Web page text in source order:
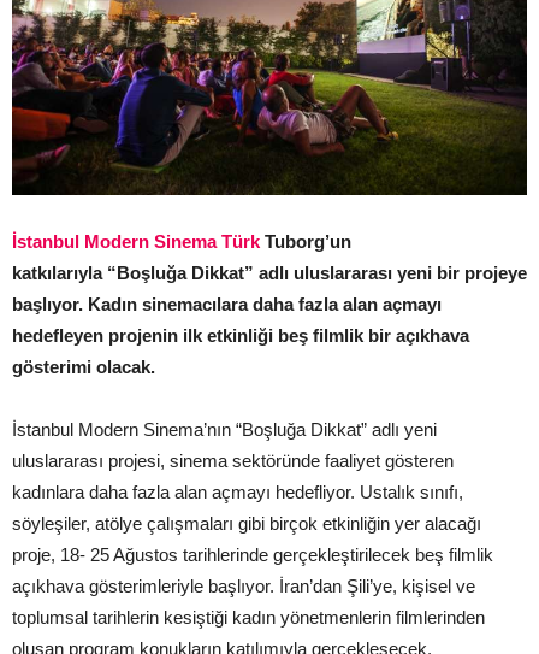
İstanbul Modern Sinema Türk Tuborg’un
katkılarıyla “Boşluğa Dikkat” adlı uluslararası yeni bir projeye
başlıyor. Kadın sinemacılara daha fazla alan açmayı
hedefleyen projenin ilk etkinliği beş filmlik bir açıkhava
gösterimi olacak.
İstanbul Modern Sinema’nın “Boşluğa Dikkat” adlı yeni
uluslararası projesi, sinema sektöründe faaliyet gösteren
kadınlara daha fazla alan açmayı hedefliyor. Ustalık sınıfı,
söyleşiler, atölye çalışmaları gibi birçok etkinliğin yer alacağı
proje, 18- 25 Ağustos tarihlerinde gerçekleştirilecek beş filmlik
açıkhava gösterimleriyle başlıyor. İran’dan Şili’ye, kişisel ve
toplumsal tarihlerin kesiştiği kadın yönetmenlerin filmlerinden
oluşan program konukların katılımıyla gerçekleşecek.